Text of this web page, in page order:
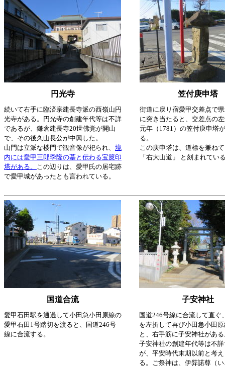
円光寺 笠付庚申塔
続いて右手に臨済宗建長寺派の西嶺山円
光寺がある。円光寺の創建年代等は不詳
であるが、鎌倉建長寺20世佛覚が開山
で、その後久山長公が中興した。
山門は立派な楼門で観音像が祀られ、 境
内には愛甲三郎季隆の墓と伝わる宝篋印
塔がある。 この辺りは、愛甲氏の居宅跡
で愛甲城があったとも言われている。
街道に戻り宿愛甲交差点で
に突き当たると、交差点の
元年（1781）の笠付庚申塔
る。
この庚申塔は、道標を兼ね
「右大山道」 と刻まれてい
国道合流 子安神社
愛甲石田駅を通過して小田急小田原線の
愛甲石田1号踏切を渡ると、国道246号
線に合流する。
国道246号線に合流して直ぐ
を左折して再び小田急小田
と、右手筋に子安神社があ
子安神社の創建年代等は不
が、平安時代末期以前と考
る。ご祭神は、伊弉諾尊（